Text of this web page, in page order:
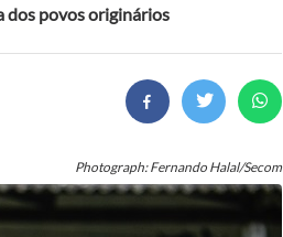
dos povos originários
Photograph: Fernando Halal/Secom